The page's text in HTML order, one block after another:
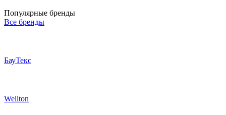
Популярные бренды
Все бренды
БауТекс
Wellton